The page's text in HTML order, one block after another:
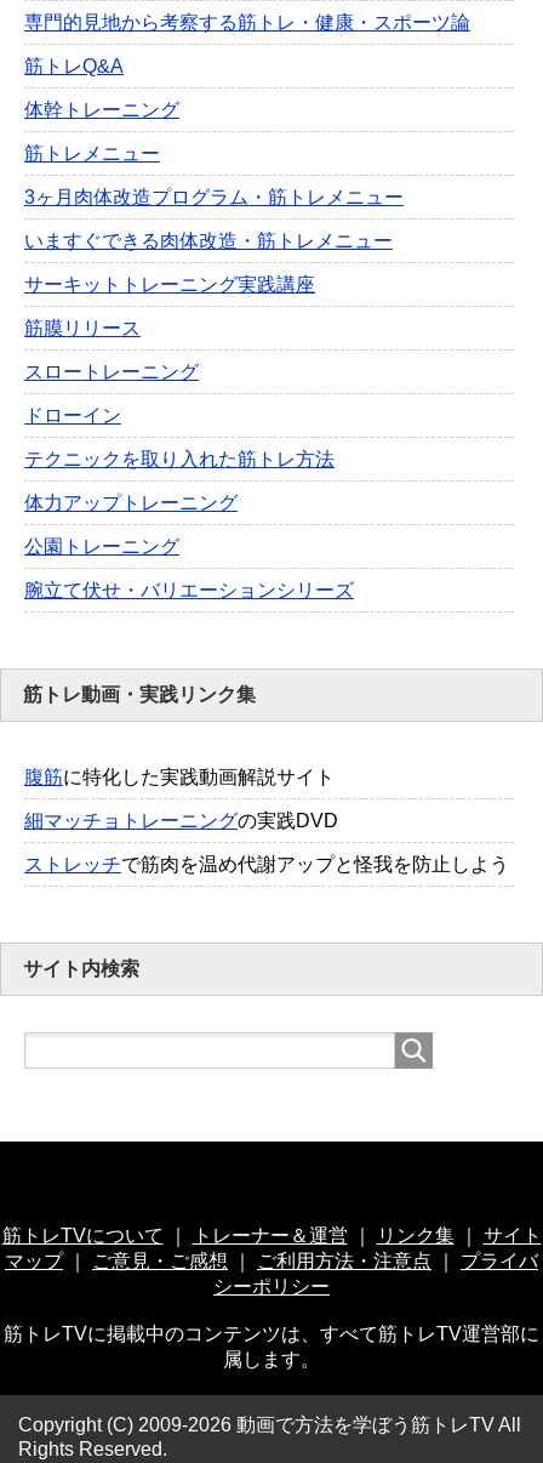
専門的見地から考察する筋トレ・健康・スポーツ論
筋トレQ&A
体幹トレーニング
筋トレメニュー
3ヶ月肉体改造プログラム・筋トレメニュー
いますぐできる肉体改造・筋トレメニュー
サーキットトレーニング実践講座
筋膜リリース
スロートレーニング
ドローイン
テクニックを取り入れた筋トレ方法
体力アップトレーニング
公園トレーニング
腕立て伏せ・バリエーションシリーズ
筋トレ動画・実践リンク集
腹筋に特化した実践動画解説サイト
細マッチョトレーニングの実践DVD
ストレッチで筋肉を温め代謝アップと怪我を防止しよう
サイト内検索
筋トレTVについて トレーナー＆運営 リンク集｜ サイト
マップ｜ ご意見・ご感想 ご利用方法・注意点
プライバ
シーポリシー
筋トレTVに掲載中のコンテンツは、すべて筋トレTV運営部に
属します。
Copyright (C) 2009-2026 動画で方法を学ぼう筋トレTVAll
Rights Reserved.